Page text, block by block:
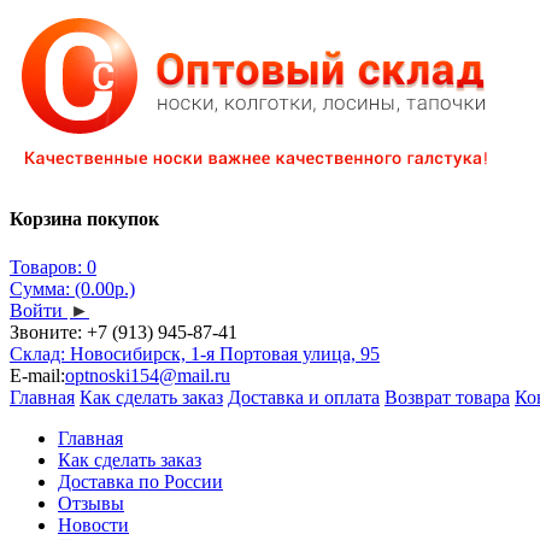
Корзина покупок
Товаров: 0
Сумма: (0.00р.)
Войти ►
Звоните: +7 (913) 945-87-41
Склад: Новосибирск, 1-я Портовая улица, 95
E-mail:optnoski154@mail.ru
Главная Как сделать заказ Доставка и оплата Возврат товара
Главная
Как сделать заказ
Доставка по России
Отзывы
Новости